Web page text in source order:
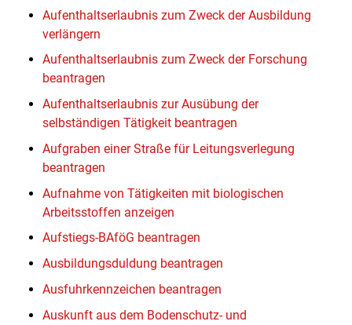
Aufenthaltserlaubnis zum Zweck der Ausbildung
verlängern
Aufenthaltserlaubnis zum Zweck der Forschung
beantragen
Aufenthaltserlaubnis zur Ausübung der
selbständigen Tätigkeit beantragen
Aufgraben einer Straße für Leitungsverlegung
beantragen
Aufnahme von Tätigkeiten mit biologischen
Arbeitsstoffen anzeigen
Aufstiegs-BAföG beantragen
Ausbildungsduldung beantragen
Ausfuhrkennzeichen beantragen
Auskunft aus dem Bodenschutz- und